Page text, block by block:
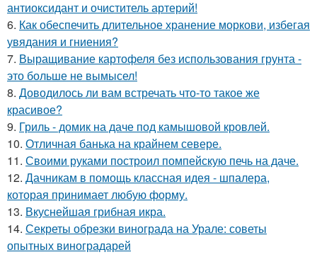
антиоксидант и очиститель артерий!
6. Как обеспечить длительное хранение моркови, избегая
увядания и гниения?
7. Выращивание картофеля без использования грунта -
это больше не вымысел!
8. Доводилось ли вам встречать что-то такое же
красивое?
9. Гриль - домик на даче под камышовой кровлей.
10. Отличная банька на крайнем севере.
11. Своими руками построил помпейскую печь на даче.
12. Дачникам в помощь классная идея - шпалера,
которая принимает любую форму.
13. Вкуснейшая грибная икра.
14. Секреты обрезки винограда на Урале: советы
опытных виноградарей